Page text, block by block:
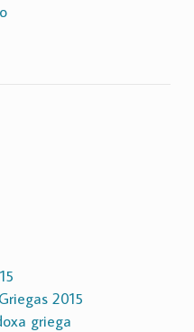
2015
griega